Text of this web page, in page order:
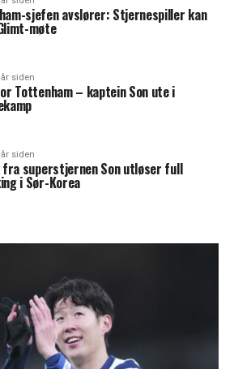
sjefen avslører: Stjernespiller kan
møte
år siden
Tottenham – kaptein Son ute i
år siden
superstjernen Son utløser full
i Sør-Korea